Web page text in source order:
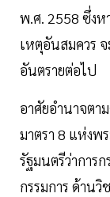
พ.ศ. 2558 ซึ่งห
เหตุอันสมควร
อันตรายต่อไป
อาศัยอำนาจตา
มาตรา 8 แห่ง
รัฐมนตรีว่าการ
กรรมการ ด้านวิ